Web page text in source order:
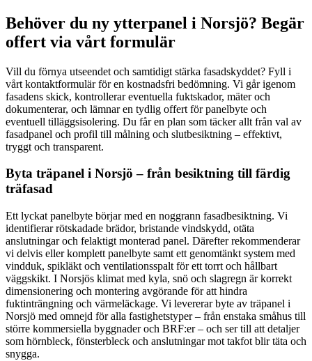
Behöver du ny ytterpanel i Norsjö? Begär
offert via vårt formulär
Vill du förnya utseendet och samtidigt stärka fasadskyddet? Fyll i
vårt kontaktformulär för en kostnadsfri bedömning. Vi går igenom
fasadens skick, kontrollerar eventuella fuktskador, mäter och
dokumenterar, och lämnar en tydlig offert för panelbyte och
eventuell tilläggsisolering. Du får en plan som täcker allt från val av
fasadpanel och profil till målning och slutbesiktning – effektivt,
tryggt och transparent.
Byta träpanel i Norsjö – från besiktning till färdig
träfasad
Ett lyckat panelbyte börjar med en noggrann fasadbesiktning. Vi
identifierar rötskadade brädor, bristande vindskydd, otäta
anslutningar och felaktigt monterad panel. Därefter rekommenderar
vi delvis eller komplett panelbyte samt ett genomtänkt system med
vindduk, spikläkt och ventilationsspalt för ett torrt och hållbart
väggskikt. I Norsjös klimat med kyla, snö och slagregn är korrekt
dimensionering och montering avgörande för att hindra
fuktinträngning och värmeläckage. Vi levererar byte av träpanel i
Norsjö med omnejd för alla fastighetstyper – från enstaka småhus till
större kommersiella byggnader och BRF:er – och ser till att detaljer
som hörnbleck, fönsterbleck och anslutningar mot takfot blir täta och
snygga.